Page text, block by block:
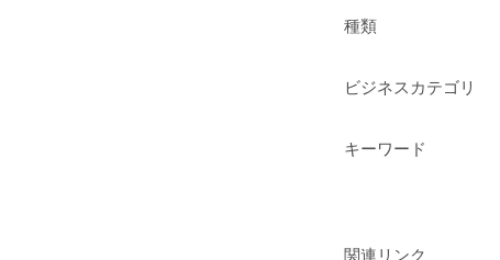
種類
ビジネスカテゴリ
キーワード
関連リンク